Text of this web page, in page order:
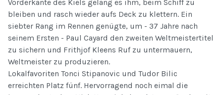
Vorderkante des Kiels gelang es ihm, beim Schiff zu
bleiben und rasch wieder aufs Deck zu klettern. Ein
siebter Rang im Rennen genügte, um - 37 Jahre nach
seinem Ersten - Paul Cayard den zweiten Weltmeistertitel
zu sichern und Frithjof Kleens Ruf zu untermauern,
Weltmeister zu produzieren.
Lokalfavoriten Tonci Stipanovic und Tudor Bilic
erreichten Platz fünf. Hervorragend noch eimal die